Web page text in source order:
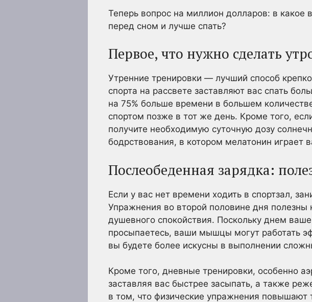
Теперь вопрос на миллион долларов: в какое
перед сном и лучше спать?
Первое, что нужно сделать
Утренние тренировки — лучший способ
спорта на рассвете заставляют вас спать
на 75% больше времени в большем
спортом позже в тот же день. Кроме того,
получите необходимую суточную дозу
бодрствования, в котором мелатонин играет
Послеобеденная зарядка:
Если у вас нет времени ходить в спортзал,
Упражнения во второй половине дня
душевного спокойствия. Поскольку днем
просыпаетесь, ваши мышцы могут работать
вы будете более искусны в выполнении
Кроме того, дневные тренировки, особенно
заставляя вас быстрее засыпать, а также
в том, что физические упражнения повышают